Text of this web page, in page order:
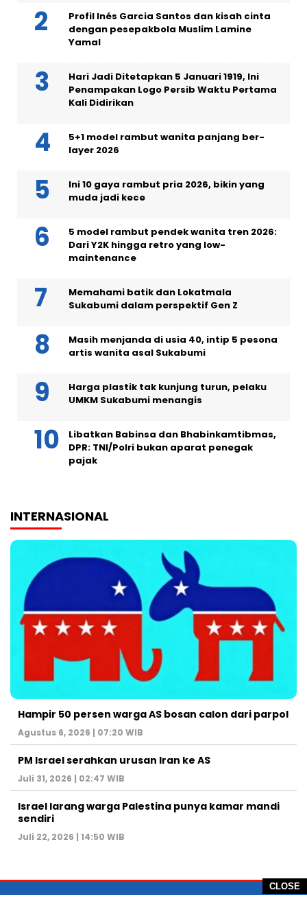
CLOSE
Profil Inés Garcia Santos dan kisah cinta
dengan pesepakbola Muslim Lamine
Yamal
Hari Jadi Ditetapkan 5 Januari 1919, Ini
Penampakan Logo Persib Waktu Pertama
Kali Didirikan
5+1 model rambut wanita panjang ber-
layer 2026
Ini 10 gaya rambut pria 2026, bikin yang
muda jadi kece
5 model rambut pendek wanita tren 2026:
Dari Y2K hingga retro yang low-
maintenance
Memahami batik dan Lokatmala
Sukabumi dalam perspektif Gen Z
Masih menjanda di usia 40, intip 5 pesona
artis wanita asal Sukabumi
Harga plastik tak kunjung turun, pelaku
UMKM Sukabumi menangis
Libatkan Babinsa dan Bhabinkamtibmas,
DPR: TNI/Polri bukan aparat penegak
pajak
INTERNASIONAL
Hampir 50 persen warga AS bosan calon dari parpol
Agustus 6, 2026 | 07:20 WIB
PM Israel serahkan urusan Iran ke AS
Juli 31, 2026 | 02:47 WIB
Israel larang warga Palestina punya kamar mandi
sendiri
Juli 22, 2026 | 14:50 WIB